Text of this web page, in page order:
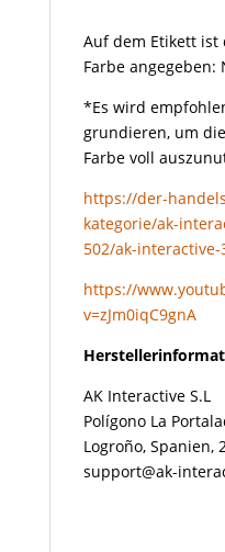
Auf dem Etikett
Farbe
*Es wird
grundieren, um
Farbe voll
https://der-
kategorie/ak-
502/ak-
https://
v=zJm0iqC9gnA
AK Interactive S.L
Polígono La
Logroño, Spanien,
support@ak-